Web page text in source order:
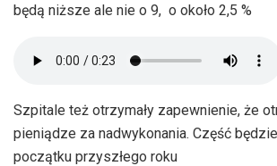
będą niższe ale nie o 9, o około 2,5 %
Szpitale też otrzymały zapewnienie, że
pieniądze za nadwykonania. Część
początku przyszłego roku